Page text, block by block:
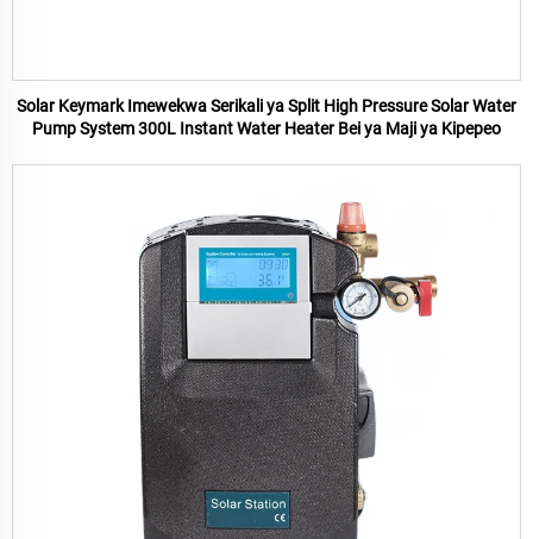
Solar Keymark Imewekwa Serikali ya Split High Pressure Solar Water
Pump System 300L Instant Water Heater Bei ya Maji ya Kipepeo